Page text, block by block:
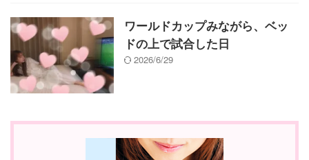
ワールドカップみながら、ベッ
ドの上で試合した日
2026/6/29